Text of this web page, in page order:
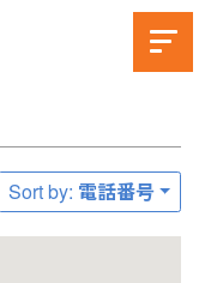
Sort by: 電話番号